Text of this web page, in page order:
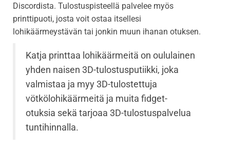
Discordista. Tulostuspisteellä palvelee myös
printtipuoti, josta voit ostaa itsellesi
lohikäärmeystävän tai jonkin muun ihanan otuksen.
Katja printtaa lohikäärmeitä on oululainen
yhden naisen 3D-tulostusputiikki, joka
valmistaa ja myy 3D-tulostettuja
vötkölohikäärmeitä ja muita fidget-
otuksia sekä tarjoaa 3D-tulostuspalvelua
tuntihinnalla.